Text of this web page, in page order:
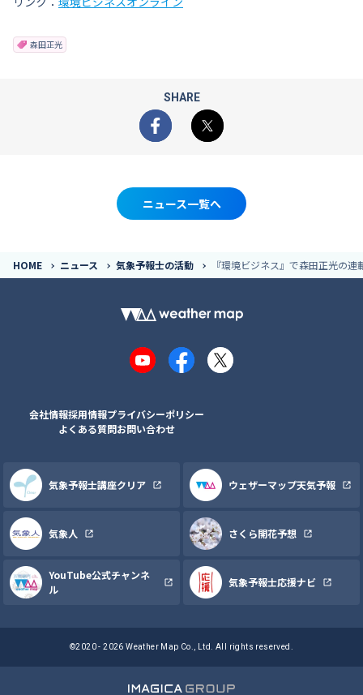
森田正光
SHARE
Facebook
X
ニュース一覧へ
HOME ニュース 気象予報士の活動 『環境ビジネス』で森田正光の連
YouTubeFacebook
X
会社情報採用情報プライバシーポリシー
よくある質問お問い合わせ
気象予報士講座クリア ウェザーマップ天気予報
気象人 さくら開花予想
YouTube公式チャンネ
ル
気象予報士応援ナビ
©2020 - 2026 Weather Map Co., Ltd. All rights reserved.